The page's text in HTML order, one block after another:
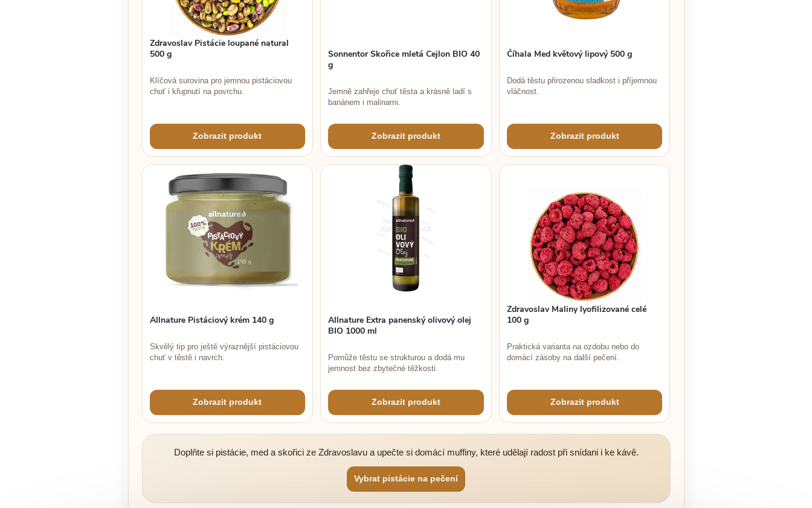
Zdravoslav Pistácie loupané natural
500 g
Klíčová surovina pro jemnou pistáciovou
chuť i křupnutí na povrchu.
Zobrazit produkt
Sonnentor Skořice mletá Cejlon BIO 40
g
Jemně zahřeje chuť těsta a krásně ladí s
banánem i malinami.
Zobrazit produkt
Číhala Med květový lipový 500 g
Dodá těstu přirozenou sladkost i příjemnou
vláčnost.
Zobrazit produkt
Allnature Pistáciový krém 140 g
Skvělý tip pro ještě výraznější pistáciovou
chuť v těstě i navrch.
Zobrazit produkt
Allnature Extra panenský olivový olej
BIO 1000 ml
Pomůže těstu se strukturou a dodá mu
jemnost bez zbytečné těžkosti.
Zobrazit produkt
Zdravoslav Maliny lyofilizované celé
100 g
Praktická varianta na ozdobu nebo do
domácí zásoby na další pečení.
Zobrazit produkt
Doplňte si pistácie, med a skořici ze Zdravoslavu a upečte si domácí muffiny, které udělají radost při snídani i ke kávě.
Vybrat pistácie na pečení